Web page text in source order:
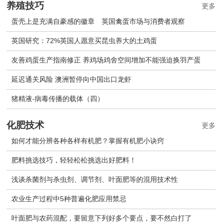
养殖技巧
蛋壳上是充满自豪感的徽章 英国禽蛋市场与消费者观察
英国研究：72%英国人愿意买昆虫养大的土鸡蛋
友善鸡蛋生产指南修正 养鸡场鸡舍空间增加不能强迫换羽产蛋
延迟通关风险 澳洲暂停向中国出口龙虾
猪精液-病毒传播的载体（四）
更多
化肥技术
如何才能分辨各种各样有机肥？掌握有机肥小诀窍
肥料挑选技巧，轻轻松松挑选出好肥料！
浅谈杀菌剂与杀虫剂、调节剂、叶面肥等的混用技术性
农业生产过程中5种普遍化肥应用禁忌
叶面肥与农药混配，要留意下列好多个要点，要不然白打了
更多